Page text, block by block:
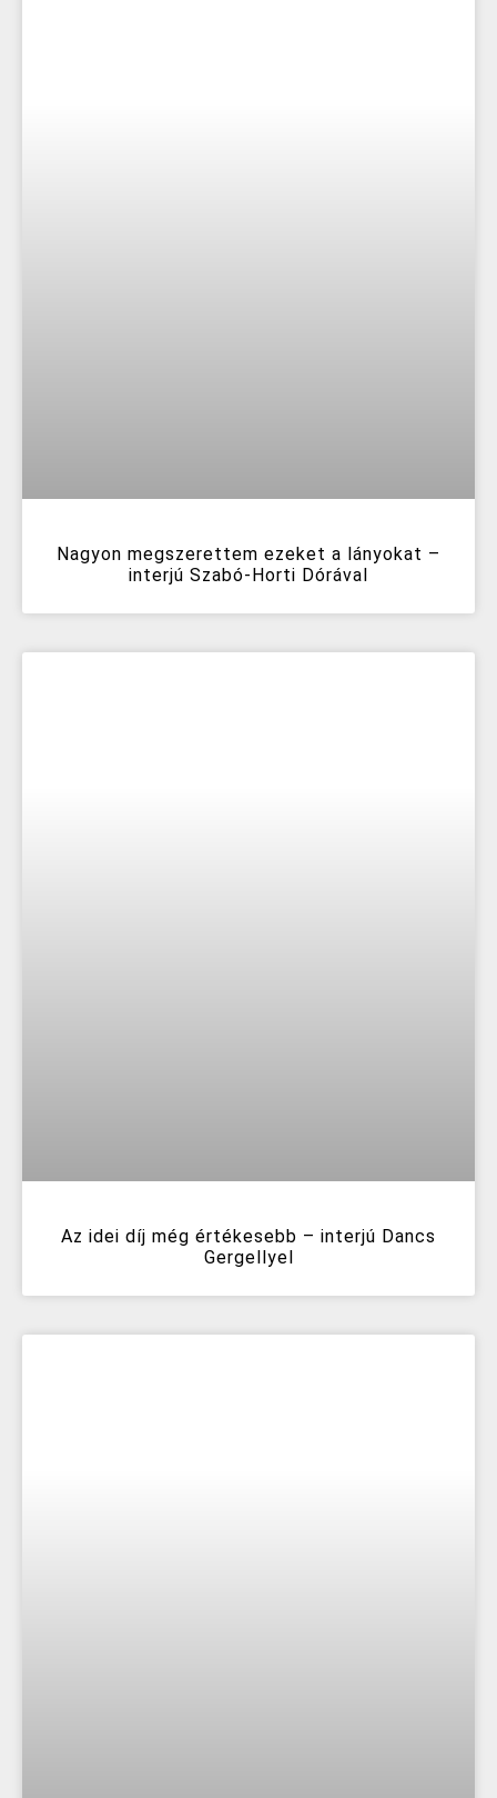
Nagyon megszerettem ezeket a lányokat –
interjú Szabó-Horti Dórával
Az idei díj még értékesebb – interjú Dancs
Gergellyel